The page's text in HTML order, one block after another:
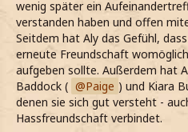
wenig später ein
verstanden haben und offen
Seitdem hat Aly das Gefühl,
erneute Freundschaft
aufgeben sollte. Außerdem hat
Baddock (
Paige ) und Kiara
denen sie sich gut versteht -
Hassfreundschaft verbindet.